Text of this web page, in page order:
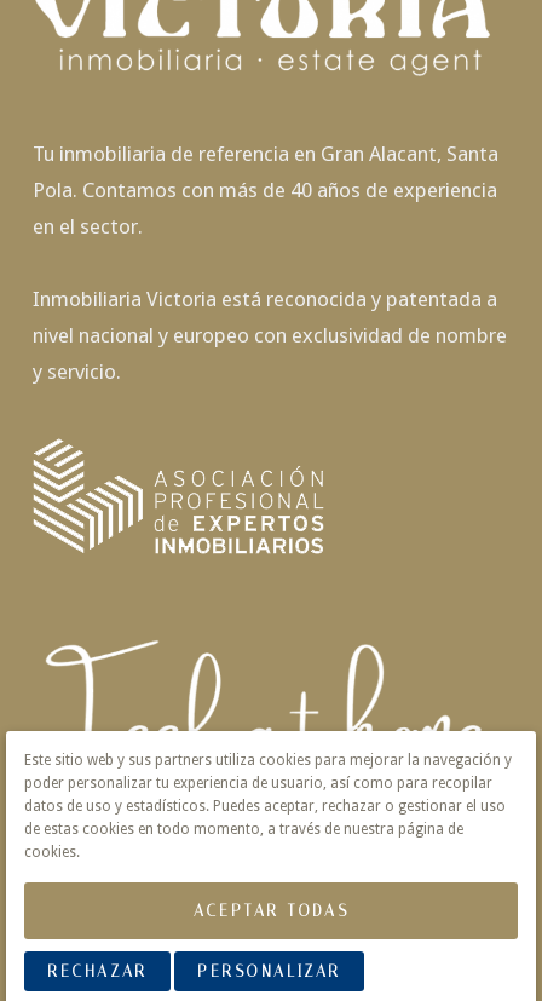
Tu inmobiliaria de referencia en Gran Alacant, Santa
Pola. Contamos con más de 40 años de experiencia
en el sector.
Inmobiliaria Victoria está reconocida y patentada a
nivel nacional y europeo con exclusividad de nombre
y servicio.
Privacidad Política de Cookies
© 2026 Victoria · Creado conVendomia
Este sitio web y sus partners utiliza cookies para mejorar la navegación y
poder personalizar tu experiencia de usuario, así como para recopilar
datos de uso y estadísticos. Puedes aceptar, rechazar o gestionar el uso
de estas cookies en todo momento, a través de nuestra página de
cookies.
ACEPTAR TODAS
RECHAZAR PERSONALIZAR